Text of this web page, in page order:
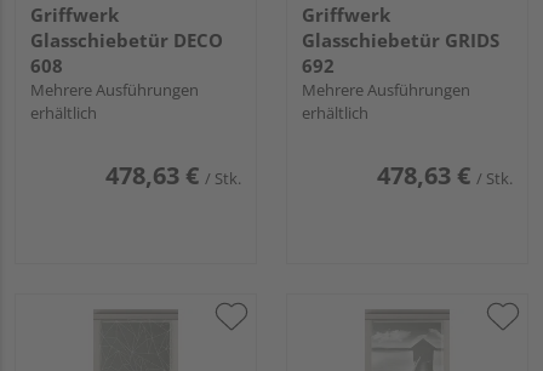
Griffwerk
Glasschiebetür DECO
608
Mehrere Ausführungen
erhältlich
478,63 € / Stk.
Griffwerk
Glasschiebetür GRIDS
692
Mehrere Ausführungen
erhältlich
478,63 € / Stk.